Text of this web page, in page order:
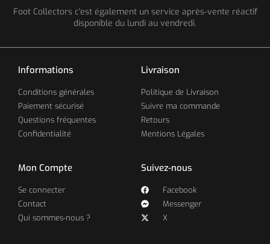
Foot Collectors c'est également un service après-vente réactif
disponible du lundi au vendredi.
Informations
Conditions générales
Paiement sécurisé
Questions fréquentes
Confidentialité
Livraison
Politique de Livraison
Suivre ma commande
Retours
Mentions Légales
Mon Compte
Se connecter
Contact
Qui sommes-nous ?
Suivez-nous
Facebook
Messenger
X